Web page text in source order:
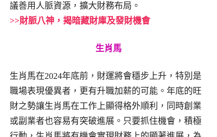
議善用人脈資源，擴大財務布局。
>>財脈八神，揭暗藏財庫及發財機會
生肖馬
生肖馬在2024年底前，財運將會穩步上升，特別是
職場表現優異者，更有升職加薪的可能。年底的旺
財之勢讓生肖馬在工作上顯得格外順利，同時創業
或副業者也容易有突破進展。只要抓住機會，積極